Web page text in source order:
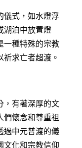
儀式，如水燈浮
湖泊中放置燈
一種特殊的宗教
求亡者超渡。
，有著深厚的文
們懷念和尊重祖
過中元普渡的儀
文化和宗教信仰